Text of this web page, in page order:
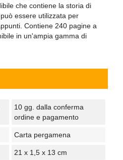
che contiene la storia di
essere utilizzata per
Contiene 240 pagine a
in un'ampia gamma di
10 gg. dalla conferma
ordine e pagamento
Carta pergamena
21 x 1,5 x 13 cm